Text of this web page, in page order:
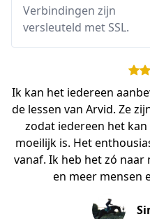
Verbindingen zijn
versleuteld met SSL.
Ik kan het iedereen
de lessen van Arvid. Ze
zodat iedereen het
moeilijk is. Het
vanaf. Ik heb het zó
en meer mensen